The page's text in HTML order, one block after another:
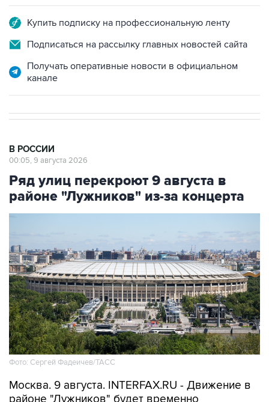
Купить подписку на профессиональную ленту
Подписаться на рассылку главных новостей сайта
Получать оперативные новости в официальном
канале
В РОССИИ
00:05, 9 августа 2026
Ряд улиц перекроют 9 августа в
районе "Лужников" из-за концерта
Фото: Сергей Фадеичев/ТАСС
Москва. 9 августа. INTERFAX.RU - Движение в